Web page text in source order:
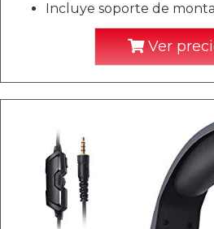
Incluye soporte de
Ver